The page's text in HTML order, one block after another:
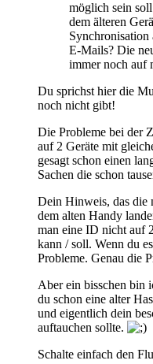
möglich sein
dem älteren
Synchronisation
E-Mails? Die
immer noch auf
Du sprichst hier die
noch nicht gibt!
Die Probleme bei der
auf 2 Geräte mit
gesagt schon einen
Sachen die schon
Dein Hinweis, das die
dem alten Handy
man eine ID nicht auf
kann / soll. Wenn du
Probleme. Genau die
Aber ein bisschen bin
du schon eine alter
und eigentlich dein
auftauchen sollte.
Schalte einfach den